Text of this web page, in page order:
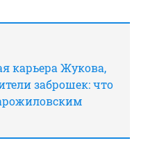
карьера Жукова,
заброшек: что